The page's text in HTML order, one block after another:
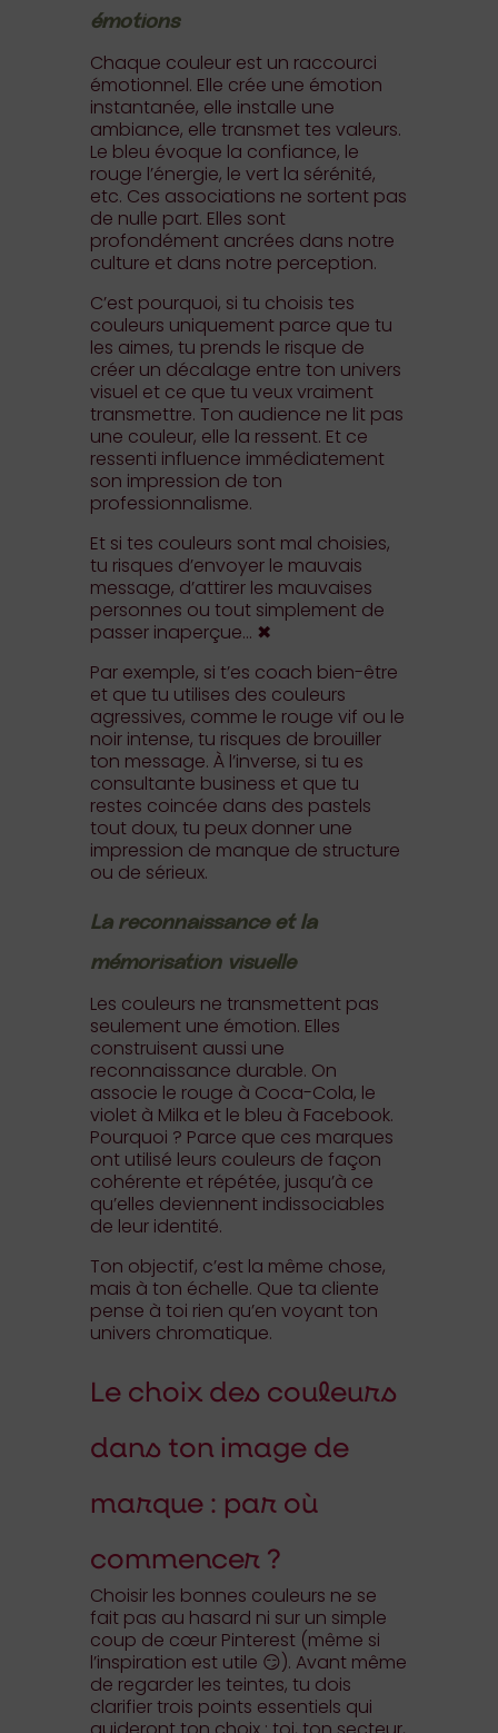
émotions
Chaque couleur est un raccourci
émotionnel. Elle crée une émotion
instantanée, elle installe une
ambiance, elle transmet tes valeurs.
Le bleu évoque la confiance, le
rouge l’énergie, le vert la sérénité,
etc. Ces associations ne sortent pas
de nulle part. Elles sont
profondément ancrées dans notre
culture et dans notre perception.
C’est pourquoi, si tu choisis tes
couleurs uniquement parce que tu
les aimes, tu prends le risque de
créer un décalage entre ton univers
visuel et ce que tu veux vraiment
transmettre. Ton audience ne lit pas
une couleur, elle la ressent. Et ce
ressenti influence immédiatement
son impression de ton
professionnalisme.
Et si tes couleurs sont mal choisies,
tu risques d’envoyer le mauvais
message, d’attirer les mauvaises
personnes ou tout simplement de
passer inaperçue… ✖︎
Par exemple, si t’es coach bien-être
et que tu utilises des couleurs
agressives, comme le rouge vif ou le
noir intense, tu risques de brouiller
ton message. À l’inverse, si tu es
consultante business et que tu
restes coincée dans des pastels
tout doux, tu peux donner une
impression de manque de structure
ou de sérieux.
La reconnaissance et la
mémorisation visuelle
Les couleurs ne transmettent pas
seulement une émotion. Elles
construisent aussi une
reconnaissance durable. On
associe le rouge à Coca-Cola, le
violet à Milka et le bleu à Facebook.
Pourquoi ? Parce que ces marques
ont utilisé leurs couleurs de façon
cohérente et répétée, jusqu’à ce
qu’elles deviennent indissociables
de leur identité.
Ton objectif, c’est la même chose,
mais à ton échelle. Que ta cliente
pense à toi rien qu’en voyant ton
univers chromatique.
Le choix des couleurs
dans ton image de
marque : par où
commencer ?
Choisir les bonnes couleurs ne se
fait pas au hasard ni sur un simple
coup de cœur Pinterest (même si
l’inspiration est utile 😏). Avant même
de regarder les teintes, tu dois
clarifier trois points essentiels qui